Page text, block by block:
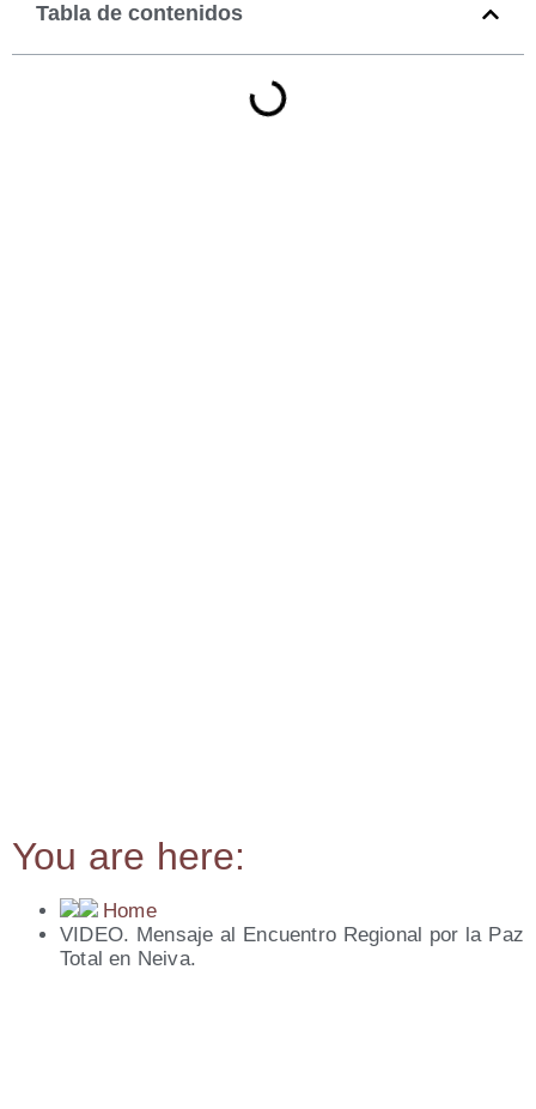
Tabla de contenidos
You are here:
Home
VIDEO. Men­sa­je al Encuen­tro Regio­nal por la Paz
Total en Neiva.